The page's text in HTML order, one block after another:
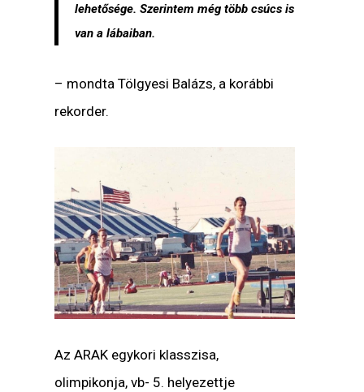
lehetősége. Szerintem még több csúcs is
van a lábaiban.
– mondta Tölgyesi Balázs, a korábbi
rekorder.
Az ARAK egykori klasszisa,
olimpikonja, vb- 5. helyezettje